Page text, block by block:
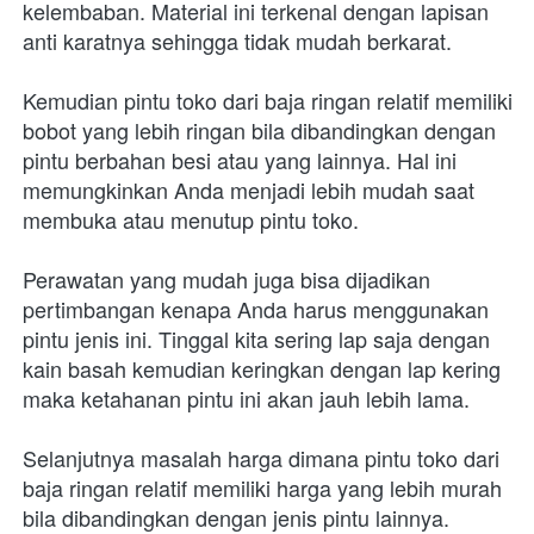
kelembaban. Material ini terkenal dengan lapisan
anti karatnya sehingga tidak mudah berkarat.
Kemudian pintu toko dari baja ringan relatif memiliki
bobot yang lebih ringan bila dibandingkan dengan
pintu berbahan besi atau yang lainnya. Hal ini
memungkinkan Anda menjadi lebih mudah saat
membuka atau menutup pintu toko.
Perawatan yang mudah juga bisa dijadikan
pertimbangan kenapa Anda harus menggunakan
pintu jenis ini. Tinggal kita sering lap saja dengan
kain basah kemudian keringkan dengan lap kering
maka ketahanan pintu ini akan jauh lebih lama.
Selanjutnya masalah harga dimana pintu toko dari
baja ringan relatif memiliki harga yang lebih murah
bila dibandingkan dengan jenis pintu lainnya.